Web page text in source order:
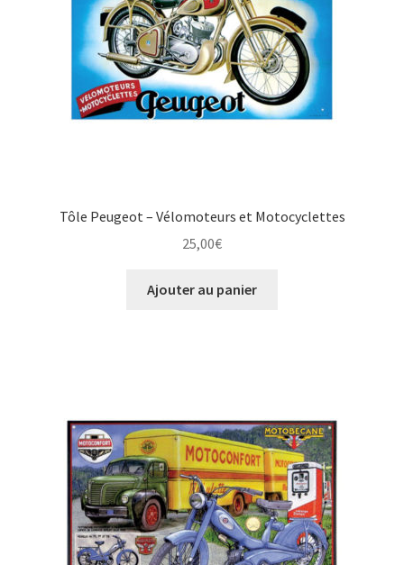
Tôle Peugeot – Vélomoteurs et Motocyclettes
25,00€
Ajouter au panier